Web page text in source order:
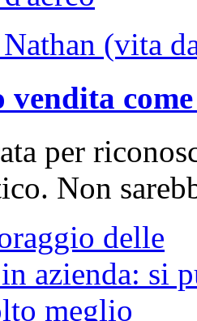
(vita
per
Non